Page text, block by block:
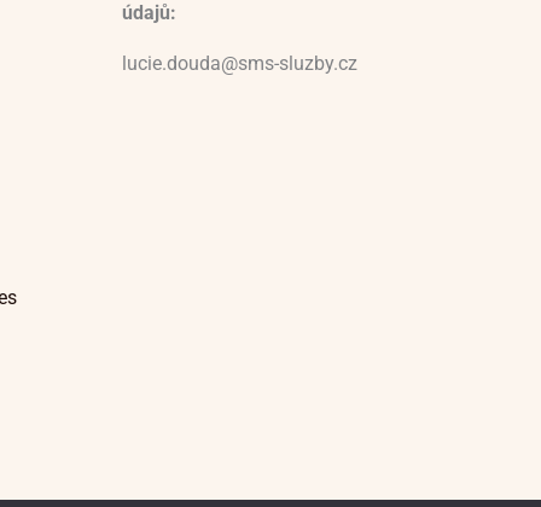
údajů:
lucie.douda@sms-sluzby.cz